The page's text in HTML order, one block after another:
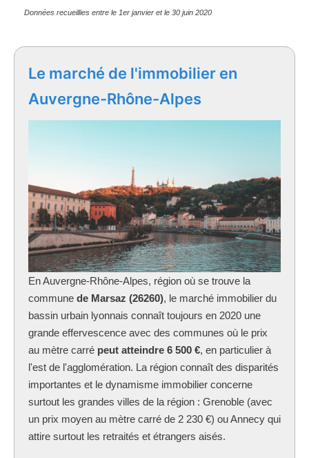
Données recueillies entre le 1er janvier et le 30 juin 2020
Le marché de l'immobilier en
Auvergne-Rhône-Alpes
En Auvergne-Rhône-Alpes, région où se trouve la
commune de Marsaz (26260), le marché immobilier du
bassin urbain lyonnais connaît toujours en 2020 une
grande effervescence avec des communes où le prix
au mètre carré peut atteindre 6 500 €, en particulier à
l'est de l'agglomération. La région connaît des disparités
importantes et le dynamisme immobilier concerne
surtout les grandes villes de la région : Grenoble (avec
un prix moyen au mètre carré de 2 230 €) ou Annecy qui
attire surtout les retraités et étrangers aisés.